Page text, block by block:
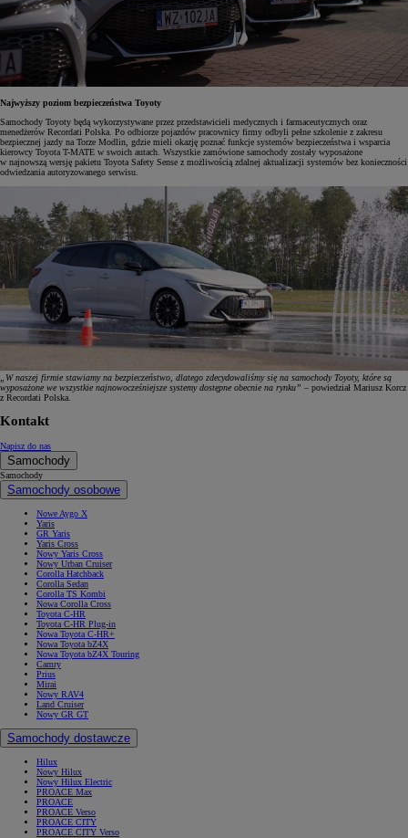
Najwyższy poziom bezpieczeństwa Toyoty
Samochody Toyoty będą wykorzystywane przez przedstawicieli medycznych i farmaceutycznych oraz
menedżerów Recordati Polska. Po odbiorze pojazdów pracownicy firmy odbyli pełne szkolenie z zakresu
bezpiecznej jazdy na Torze Modlin, gdzie mieli okazję poznać funkcje systemów bezpieczeństwa i wsparcia
kierowcy Toyota T-MATE w swoich autach. Wszystkie zamówione samochody zostały wyposażone
w najnowszą wersję pakietu Toyota Safety Sense z możliwością zdalnej aktualizacji systemów bez konieczności
odwiedzania autoryzowanego serwisu.
„W naszej firmie stawiamy na bezpieczeństwo, dlatego zdecydowaliśmy się na samochody Toyoty, które są
wyposażone we wszystkie najnowocześniejsze systemy dostępne obecnie na rynku” – powiedział Mariusz Korcz
z Recordati Polska.
Kontakt
Napisz do nas
Samochody
Samochody
Samochody osobowe
Nowe Aygo X
Yaris
GR Yaris
Yaris Cross
Nowy Yaris Cross
Nowy Urban Cruiser
Corolla Hatchback
Corolla Sedan
Corolla TS Kombi
Nowa Corolla Cross
Toyota C-HR
Toyota C-HR Plug-in
Nowa Toyota C-HR+
Nowa Toyota bZ4X
Nowa Toyota bZ4X Touring
Camry
Prius
Mirai
Nowy RAV4
Land Cruiser
Nowy GR GT
Samochody dostawcze
Hilux
Nowy Hilux
Nowy Hilux Electric
PROACE Max
PROACE
PROACE Verso
PROACE CITY
PROACE CITY Verso